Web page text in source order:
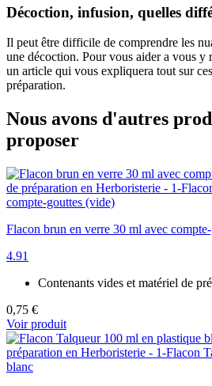
Décoction, infusion, quelles
Il peut être difficile de comprendre les
une décoction. Pour vous aider a vous y
un article qui vous expliquera tout sur
préparation.
Nous avons d'autres
proposer
Flacon brun en verre 30 ml avec
4.91
Contenants vides et matériel de
0,75 €
Voir produit